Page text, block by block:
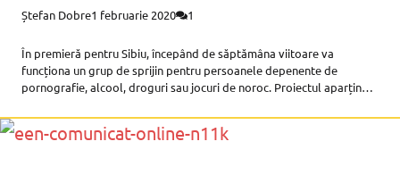
Ștefan Dobre1 februarie 2020 1
În premieră pentru Sibiu, începând de săptămâna viitoare va
funcționa un grup de sprijin pentru persoanele depenente de
pornografie, alcool, droguri sau jocuri de noroc. Proiectul aparține
pentru